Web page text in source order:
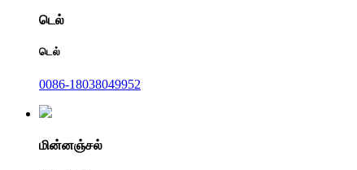
டெல்
டெல்
0086-18038049952
மின்னஞ்சல்